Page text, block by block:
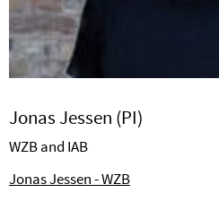
Jonas Jessen (PI)
WZB and IAB
Jonas Jessen - WZB